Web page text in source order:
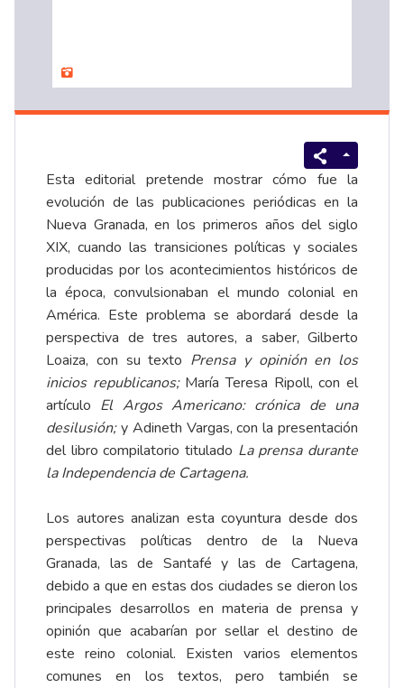
Esta editorial pretende mostrar cómo fue la
evolución de las publicaciones periódicas en la
Nueva Granada, en los primeros años del siglo
XIX, cuando las transiciones políticas y sociales
producidas por los acontecimientos históricos de
la época, convulsionaban el mundo colonial en
América. Este problema se abordará desde la
perspectiva de tres autores, a saber, Gilberto
Loaiza, con su texto Prensa y opinión en los
inicios republicanos;María Teresa Ripoll, con el
artículo El Argos Americano: crónica de una
desilusión;y Adineth Vargas, con la presentación
del libro compilatorio titulado La prensa durante
la Independencia de Cartagena.
Los autores analizan esta coyuntura desde dos
perspectivas políticas dentro de la Nueva
Granada, las de Santafé y las de Cartagena,
debido a que en estas dos ciudades se dieron los
principales desarrollos en materia de prensa y
opinión que acabarían por sellar el destino de
este reino colonial. Existen varios elementos
comunes en los textos, pero también se